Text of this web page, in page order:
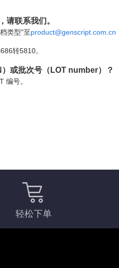
请联系我们。
类型"至product@genscript.com.cn
转5810。
或批次号（LOT number）？
编号。
轻松下单